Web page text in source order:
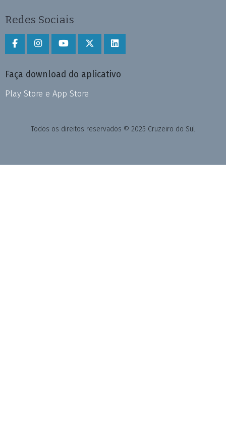
Redes Sociais
Faça download do aplicativo
Play Store e App Store
Todos os direitos reservados © 2025 Cruzeiro do Sul